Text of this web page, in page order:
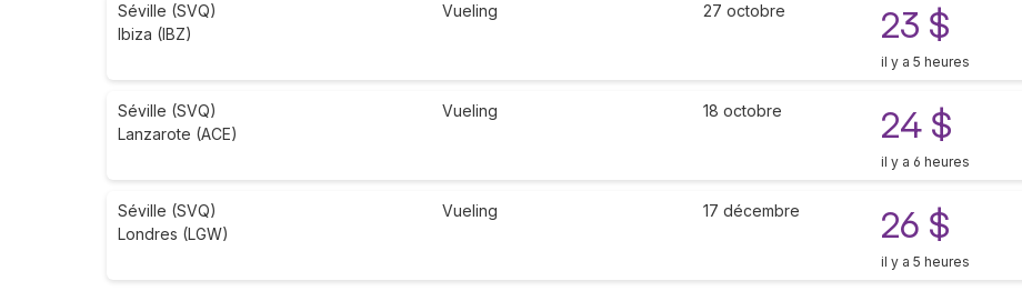
Séville (SVQ)
Ibiza (IBZ)
Vueling 27 octobre 23 $
il y a 5 heures
Séville (SVQ)
Lanzarote (ACE)
Vueling 18 octobre 24 $
il y a 6 heures
Séville (SVQ)
Londres (LGW)
Vueling 17 décembre 26 $
il y a 5 heures